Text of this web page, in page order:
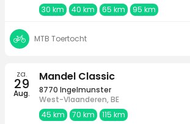
30 km
40 km 65 km 95 km
MTB Toertocht
za.
29
Aug.
Mandel Classic
8770 Ingelmunster
West-Vlaanderen, BE
45 km
70 km 115 km